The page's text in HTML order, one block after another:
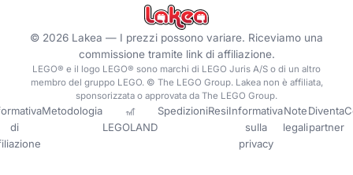
© 2026 Lakea — I prezzi possono variare. Riceviamo una
commissione tramite link di affiliazione.
LEGO® e il logo LEGO® sono marchi di LEGO Juris A/S o di un altro
membro del gruppo LEGO. © The LEGO Group. Lakea non è affiliata,
sponsorizzata o approvata da The LEGO Group.
di
Metodologia
🎢
LEGOLAND
SpedizioniResiInformativa
sulla
privacy
Note
legali
Diventa
partner